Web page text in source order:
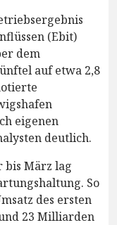
(Ebit)
dem
auf etwa 2,8
eigenen
deutlich.
bis März lag
So
des ersten
23 Milliarden